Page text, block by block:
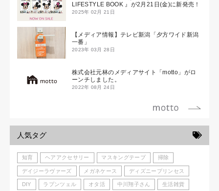
LIFESTYLE BOOK 』が2月21日(金)に新発売！
2025年 02月 21日
【メディア情報】テレビ新潟「夕方ワイド新潟
一番」
2023年 03月 28日
株式会社元林のメディアサイト「motto」がロ
ーンチしました。
2022年 08月 24日
人気タグ
知育 ヘアアクセサリー マスキングテープ 掃除
デイジーラヴァーズ メガネケース ディズニープリンセス
DIY ラプンツェル オタ活 中川翔子さん 生活雑貨